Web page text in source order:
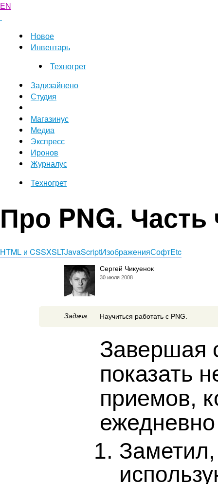
EN
Новое
Инвентарь
Техногрет
Задизайнено
Студия
Магазинус
Медиа
Экспресс
Иронов
Журналус
Техногрет
Про PNG. Часть
HTML и CSSXSLTJavaScriptИзображенияСофтEtc
Сергей Чикуенок
30 июля 2008
Задача. Научиться работать с PNG.
Завершая
показать
приемов,